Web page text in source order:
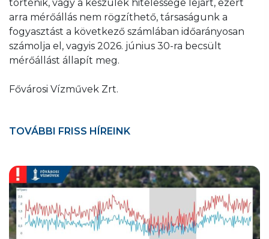
történik, vagy a készülék hitelessége lejárt, ezért
arra mérőállás nem rögzíthető, társaságunk a
fogyasztást a következő számlában időarányosan
számolja el, vagyis 2026. június 30-ra becsült
mérőállást állapít meg.
Fővárosi Vízművek Zrt.
TOVÁBBI FRISS HÍREINK